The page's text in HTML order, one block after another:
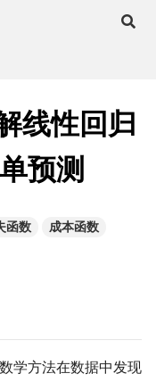
线性回归
预测
函数
成本函数
学方法在数据中发现